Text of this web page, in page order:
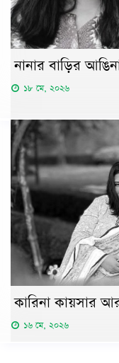
নানার বাড়ির
১৮ মে, ২০২৬
কারিনা কায়সার
১৬ মে, ২০২৬